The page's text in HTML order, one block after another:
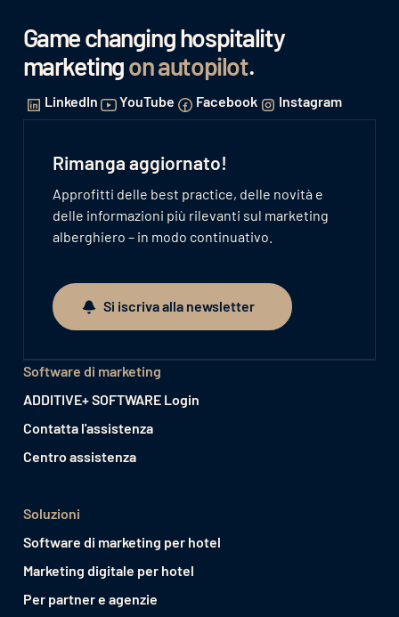
Game changing hospitality
marketingon autopilot.
LinkedIn YouTube Facebook Instagram
Rimanga aggiornato!
Approfitti delle best practice, delle novità e
delle informazioni più rilevanti sul marketing
alberghiero – in modo continuativo.
Si iscriva alla newsletter
Si iscriva alla newsletter
Software di marketing
ADDITIVE+ SOFTWARE Login
Contatta l'assistenza
Centro assistenza
Soluzioni
Software di marketing per hotel
Marketing digitale per hotel
Per partner e agenzie